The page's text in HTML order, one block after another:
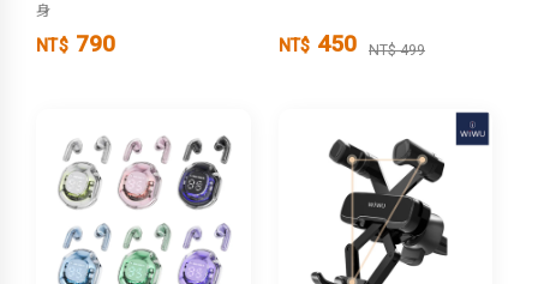
身
NT$ 790 NT$ 450 NT$ 499